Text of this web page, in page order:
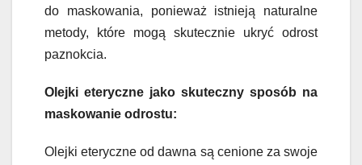
do maskowania, ponieważ istnieją naturalne
metody, które mogą skutecznie ukryć odrost
paznokcia.
Olejki eteryczne jako skuteczny sposób na
maskowanie odrostu:
Olejki eteryczne od dawna są cenione za swoje